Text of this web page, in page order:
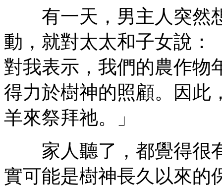
有一天，男主人突然
動，就對太太和子女說：
對我表示，我們的農作物
得力於樹神的照顧。因此
羊來祭拜祂。」
家人聽了，都覺得很
實可能是樹神長久以來的